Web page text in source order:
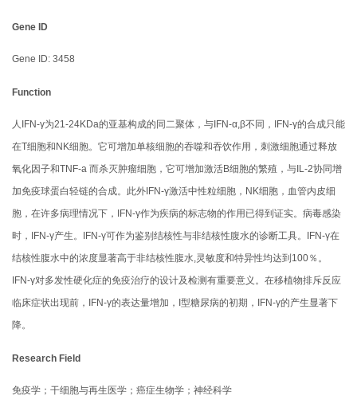
Gene ID
Gene ID: 3458
Function
人IFN-γ为21-24KDa的亚基构成的同二聚体，与IFN-α,β不同，IFN-γ的合成只能
在T细胞和NK细胞。它可增加单核细胞的吞噬和吞饮作用，刺激细胞通过释放
氧化因子和TNF-a 而杀灭肿瘤细胞，它可增加激活B细胞的繁殖，与IL-2协同增
加免疫球蛋白轻链的合成。此外IFN-γ激活中性粒细胞，NK细胞，血管内皮细
胞，在许多病理情况下，IFN-γ作为疾病的标志物的作用已得到证实。病毒感染
时，IFN-γ产生。IFN-γ可作为鉴别结核性与非结核性腹水的诊断工具。IFN-γ在
结核性腹水中的浓度显著高于非结核性腹水,灵敏度和特异性均达到100％。
IFN-γ对多发性硬化症的免疫治疗的设计及检测有重要意义。在移植物排斥反应
临床症状出现前，IFN-γ的表达量增加，I型糖尿病的初期，IFN-γ的产生显著下
降。
Research Field
免疫学；干细胞与再生医学；癌症生物学；神经科学